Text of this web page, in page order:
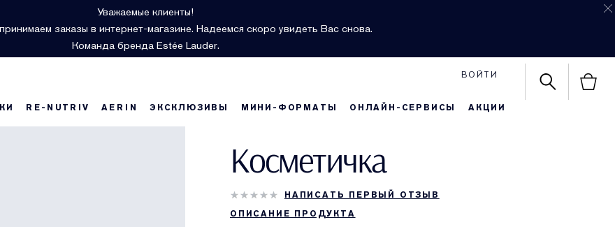
Уважаемые клиенты!
заказы в интернет-магазине. Надеемся скоро увидеть Вас снова.
Команда бренда Estée Lauder.
ВОЙТИ
RE-NUTRIV AERIN ЭКСКЛЮЗИВЫ МИНИ-ФОРМАТЫ ОНЛАЙН-СЕРВИСЫ АКЦИИ
Косметичка
НАПИСАТЬ ПЕРВЫЙ ОТЗЫВ
ОПИСАНИЕ ПРОДУКТА